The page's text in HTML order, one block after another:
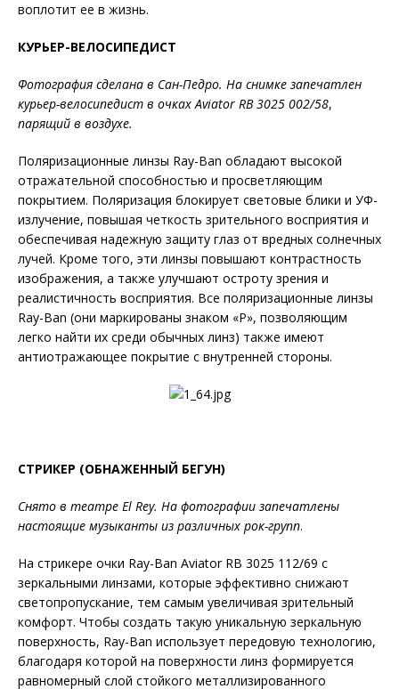
воплотит ее в жизнь.
КУРЬЕР-ВЕЛОСИПЕДИСТ
Фотография сделана в Сан-Педро. На снимке запечатлен
курьер-велосипедист в очках Aviator RB 3025 002/58,
парящий в воздухе.
Поляризационные линзы Ray-Ban обладают высокой
отражательной способностью и просветляющим
покрытием. Поляризация блокирует световые блики и УФ-
излучение, повышая четкость зрительного восприятия и
обеспечивая надежную защиту глаз от вредных солнечных
лучей. Кроме того, эти линзы повышают контрастность
изображения, а также улучшают остроту зрения и
реалистичность восприятия. Все поляризационные линзы
Ray-Ban (они маркированы знаком «P», позволяющим
легко найти их среди обычных линз) также имеют
антиотражающее покрытие с внутренней стороны.
СТРИКЕР (ОБНАЖЕННЫЙ БЕГУН)
Снято в театре El Rey. На фотографии запечатлены
настоящие музыканты из различных рок-групп.
На стрикере очки Ray-Ban Aviator RB 3025 112/69 с
зеркальными линзами, которые эффективно снижают
светопропускание, тем самым увеличивая зрительный
комфорт. Чтобы создать такую уникальную зеркальную
поверхность, Ray-Ban использует передовую технологию,
благодаря которой на поверхности линз формируется
равномерный слой стойкого металлизированного